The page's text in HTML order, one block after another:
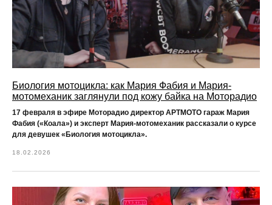
Биология мотоцикла: как Мария Фабия и Мария-
мотомеханик заглянули под кожу байка на Моторадио
17 февраля в эфире Моторадио директор АРТМОТО гараж Мария
Фабия («Коала») и эксперт Мария-мотомеханик рассказали о курсе
для девушек «Биология мотоцикла».
18.02.2026